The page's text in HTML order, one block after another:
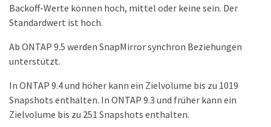
Backoff-Werte können hoch, mittel oder keine sein. Der
Standardwert ist hoch.
Ab ONTAP 9.5 werden SnapMirror synchron Beziehungen
unterstützt.
In ONTAP 9.4 und höher kann ein Zielvolume bis zu 1019
Snapshots enthalten. In ONTAP 9.3 und früher kann ein
Zielvolume bis zu 251 Snapshots enthalten.